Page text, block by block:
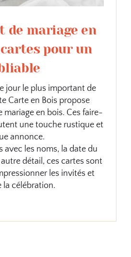
de mariage en
pour un
jour le plus important de
Carte en Bois propose
mariage en bois. Ces faire-
une touche rustique et
annonce.
avec les noms, la date du
détail, ces cartes sont
les invités et
la célébration.